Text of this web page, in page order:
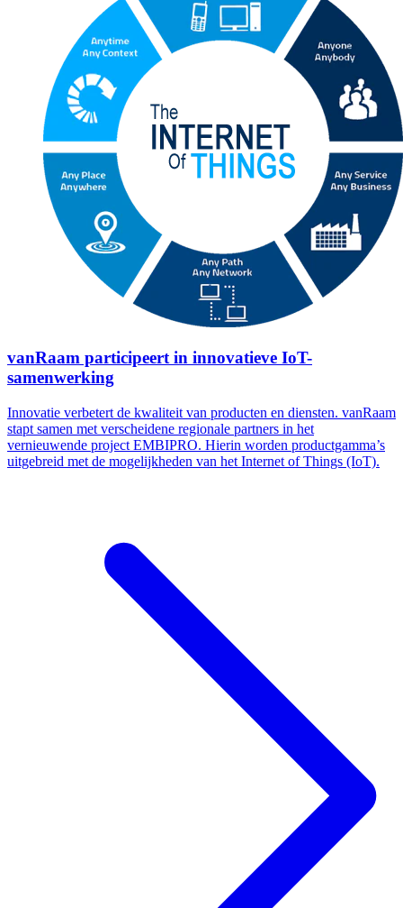
vanRaam participeert in innovatieve IoT-
samenwerking
Innovatie verbetert de kwaliteit van producten en diensten. vanRaam
stapt samen met verscheidene regionale partners in het
vernieuwende project EMBIPRO. Hierin worden productgamma’s
uitgebreid met de mogelijkheden van het Internet of Things (IoT).